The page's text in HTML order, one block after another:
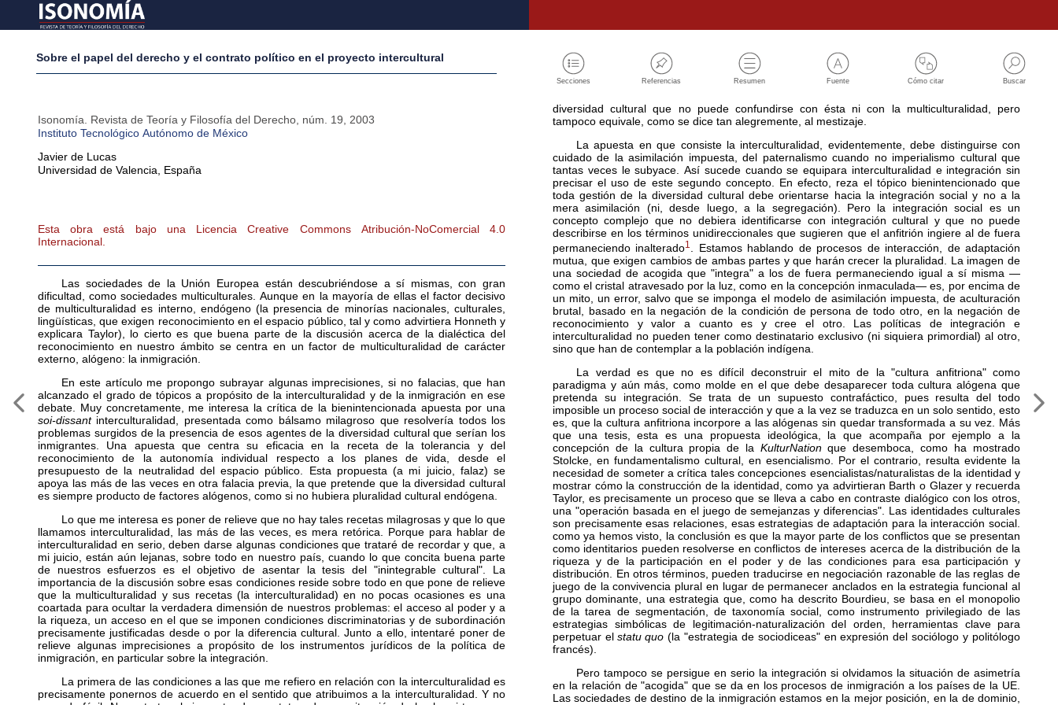
Secciones Referencias Resumen Fuente Cómo citar Buscar
Sobre el papel del derecho y el contrato político en el proyecto intercultural
Isonomía. Revista de Teoría y Filosofía del Derecho núm. 19
2003
Instituto Tecnológico Autónomo de México
Javier de Lucas
Universidad de Valencia
España
Esta obra está bajo una Licencia Creative Commons Atribución-NoComercial 4.0
Internacional.
Las sociedades de la Unión Europea están descubriéndose a sí mismas, con gran
dificultad, como sociedades multiculturales. Aunque en la mayoría de ellas el factor decisivo
de multiculturalidad es interno, endógeno (la presencia de minorías nacionales, culturales,
lingüísticas, que exigen reconocimiento en el espacio público, tal y como advirtiera Honneth y
explicara Taylor), lo cierto es que buena parte de la discusión acerca de la dialéctica del
reconocimiento en nuestro ámbito se centra en un factor de multiculturalidad de carácter
externo, alógeno: la inmigración.
En este artículo me propongo subrayar algunas imprecisiones, si no falacias, que han
alcanzado el grado de tópicos a propósito de la interculturalidad y de la inmigración en ese
debate. Muy concretamente, me interesa la crítica de la bienintencionada apuesta por una
soi-dissantinterculturalidad, presentada como bálsamo milagroso que resolvería todos los
problemas surgidos de la presencia de esos agentes de la diversidad cultural que serían los
inmigrantes. Una apuesta que centra su eficacia en la receta de la tolerancia y del
reconocimiento de la autonomía individual respecto a los planes de vida, desde el
presupuesto de la neutralidad del espacio público. Esta propuesta (a mi juicio, falaz) se
apoya las más de las veces en otra falacia previa, la que pretende que la diversidad cultural
es siempre producto de factores alógenos, como si no hubiera pluralidad cultural endógena.
Lo que me interesa es poner de relieve que no hay tales recetas milagrosas y que lo que
llamamos interculturalidad, las más de las veces, es mera retórica. Porque para hablar de
interculturalidad en serio, deben darse algunas condiciones que trataré de recordar y que, a
mi juicio, están aún lejanas, sobre todo en nuestro país, cuando lo que concita buena parte
de nuestros esfuerzos es el objetivo de asentar la tesis del "inintegrable cultural". La
importancia de la discusión sobre esas condiciones reside sobre todo en que pone de relieve
que la multiculturalidad y sus recetas (la interculturalidad) en no pocas ocasiones es una
coartada para ocultar la verdadera dimensión de nuestros problemas: el acceso al poder y a
la riqueza, un acceso en el que se imponen condiciones discriminatorias y de subordinación
precisamente justificadas desde o por la diferencia cultural. Junto a ello, intentaré poner de
relieve algunas imprecisiones a propósito de los instrumentos jurídicos de la política de
inmigración, en particular sobre la integración.
La primera de las condiciones a las que me refiero en relación con la interculturalidad es
precisamente ponernos de acuerdo en el sentido que atribuimos a la interculturalidad. Y no
diversidad cultural que no puede confundirse con ésta ni con la multiculturalidad, pero
tampoco equivale, como se dice tan alegremente, al mestizaje.
La apuesta en que consiste la interculturalidad, evidentemente, debe distinguirse con
cuidado de la asimilación impuesta, del paternalismo cuando no imperialismo cultural que
tantas veces le subyace. Así sucede cuando se equipara interculturalidad e integración sin
precisar el uso de este segundo concepto. En efecto, reza el tópico bienintencionado que
toda gestión de la diversidad cultural debe orientarse hacia la integración social y no a la
mera asimilación (ni, desde luego, a la segregación). Pero la integración social es un
concepto complejo que no debiera identificarse con integración cultural y que no puede
describirse en los términos unidireccionales que sugieren que el anfitrión ingiere al de fuera
permaneciendo inalterado1
. Estamos hablando de procesos de interacción, de adaptación
mutua, que exigen cambios de ambas partes y que harán crecer la pluralidad. La imagen de
una sociedad de acogida que "integra" a los de fuera permaneciendo igual a sí misma —
como el cristal atravesado por la luz, como en la concepción inmaculada— es, por encima de
un mito, un error, salvo que se imponga el modelo de asimilación impuesta, de aculturación
brutal, basado en la negación de la condición de persona de todo otro, en la negación de
reconocimiento y valor a cuanto es y cree el otro. Las políticas de integración e
interculturalidad no pueden tener como destinatario exclusivo (ni siquiera primordial) al otro,
sino que han de contemplar a la población indígena.
La verdad es que no es difícil deconstruir el mito de la "cultura anfitriona" como
paradigma y aún más, como molde en el que debe desaparecer toda cultura alógena que
pretenda su integración. Se trata de un supuesto contrafáctico, pues resulta del todo
imposible un proceso social de interacción y que a la vez se traduzca en un solo sentido, esto
es, que la cultura anfitriona incorpore a las alógenas sin quedar transformada a su vez. Más
que una tesis, esta es una propuesta ideológica, la que acompaña por ejemplo a la
concepción de la cultura propia de la KulturNation que desemboca, como ha mostrado
Stolcke, en fundamentalismo cultural, en esencialismo. Por el contrario, resulta evidente la
necesidad de someter a crítica tales concepciones esencialistas/naturalistas de la identidad y
mostrar cómo la construcción de la identidad, como ya advirtieran Barth o Glazer y recuerda
Taylor, es precisamente un proceso que se lleva a cabo en contraste dialógico con los otros,
una "operación basada en el juego de semejanzas y diferencias". Las identidades culturales
son precisamente esas relaciones, esas estrategias de adaptación para la interacción social.
como ya hemos visto, la conclusión es que la mayor parte de los conflictos que se presentan
como identitarios pueden resolverse en conflictos de intereses acerca de la distribución de la
riqueza y de la participación en el poder y de las condiciones para esa participación y
distribución. En otros términos, pueden traducirse en negociación razonable de las reglas de
juego de la convivencia plural en lugar de permanecer anclados en la estrategia funcional al
grupo dominante, una estrategia que, como ha descrito Bourdieu, se basa en el monopolio
de la tarea de segmentación, de taxonomía social, como instrumento privilegiado de las
estrategias simbólicas de legitimación-naturalización del orden, herramientas clave para
perpetuar el statu quo (la "estrategia de sociodiceas" en expresión del sociólogo y politólogo
francés).
Pero tampoco se persigue en serio la integración si olvidamos la situación de asimetría
en la relación de "acogida" que se da en los procesos de inmigración a los países de la UE.
Las sociedades de destino de la inmigración estamos en la mejor posición, en la de dominio,